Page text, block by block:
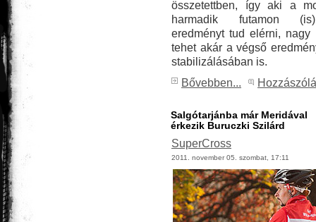
összetettben, így aki a
harmadik futamon
eredményt tud elérni, nagy
tehet akár a végső
stabilizálásában is.
Bővebben...
Salgótarjánba már Meridával
érkezik Buruczki Szilárd
SuperCross
2011. november 05. szombat, 17:11